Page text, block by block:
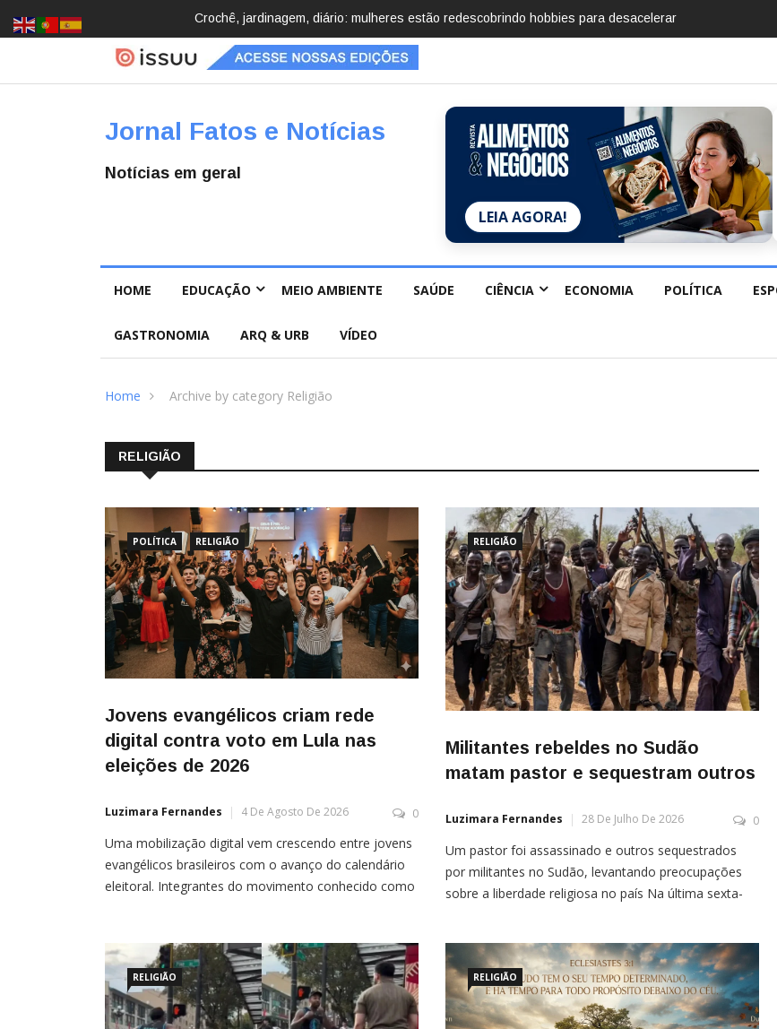
Brasil registra 84,2 mil desaparecimentos em 2025, diz Anuário de Segurança Pública
Jornal Fatos e Notícias
Notícias em geral
LEIA AGORA!
HOME EDUCAÇÃO MEIO AMBIENTE SAÚDE CIÊNCIA ECONOMIA POLÍTICA
GASTRONOMIA ARQ & URB VÍDEO
Home Archive by category Religião
RELIGIÃO
POLÍTICA RELIGIÃO
Jovens evangélicos criam rede
digital contra voto em Lula nas
eleições de 2026
Luzimara Fernandes 4 De Agosto De 2026 0
Uma mobilização digital vem crescendo entre jovens
evangélicos brasileiros com o avanço do calendário
eleitoral. Integrantes do movimento conhecido como
convencer fiéis a não votarem na reeleição de Luiz
RELIGIÃO
Militantes rebeldes no Sudão
matam pastor e sequestram outros
Luzimara Fernandes 28 De Julho De 2026 0
Um pastor foi assassinado e outros sequestrados
por militantes no Sudão, levantando preocupações
sobre a liberdade religiosa no país Na última sexta-
islâmicos na região das Montanhas Nuba, no estado
de Kordofan do Sul, Sudão. Além do pastor, outros
cristãos foram […]
RELIGIÃO RELIGIÃO